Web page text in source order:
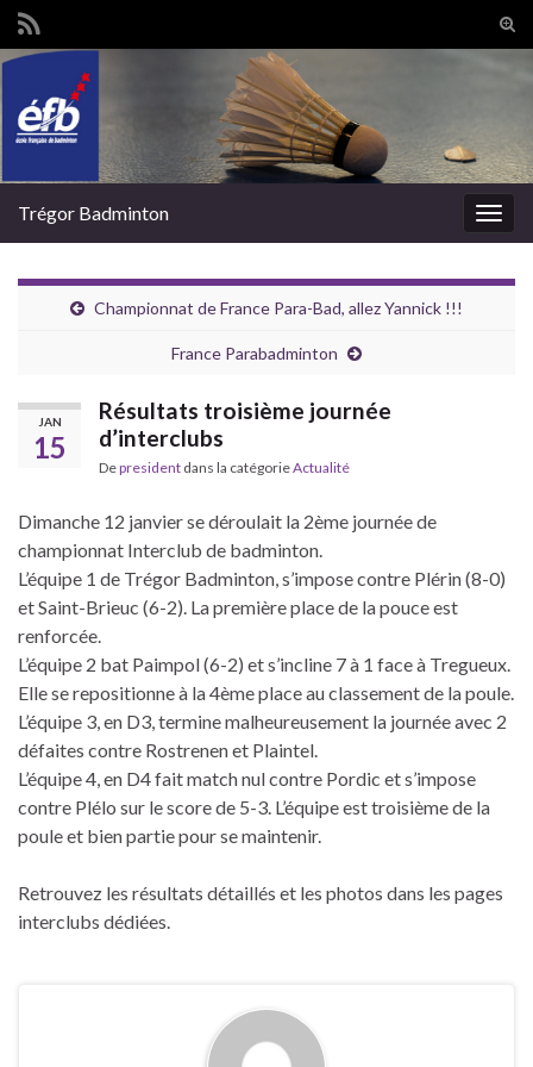
Trégor Badminton
Championnat de France Para-Bad, allez Yannick !!!
France Parabadminton
JAN
15
Résultats troisième journée
d’interclubs
Depresident dans la catégorieActualité
Dimanche 12 janvier se déroulait la 2ème journée de
championnat Interclub de badminton.
L’équipe 1 de Trégor Badminton, s’impose contre Plérin (8-0)
et Saint-Brieuc (6-2). La première place de la pouce est
renforcée.
L’équipe 2 bat Paimpol (6-2) et s’incline 7 à 1 face à Tregueux.
Elle se repositionne à la 4ème place au classement de la poule.
L’équipe 3, en D3, termine malheureusement la journée avec 2
défaites contre Rostrenen et Plaintel.
L’équipe 4, en D4 fait match nul contre Pordic et s’impose
contre Plélo sur le score de 5-3. L’équipe est troisième de la
poule et bien partie pour se maintenir.
Retrouvez les résultats détaillés et les photos dans les pages
interclubs dédiées.